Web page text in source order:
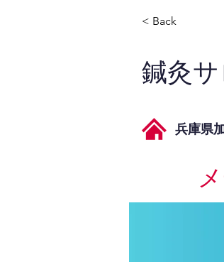
< Back
鍼灸
兵庫県